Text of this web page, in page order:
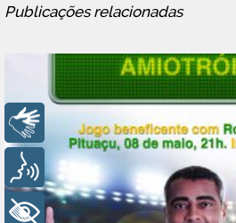
Publicações relacionadas
Libras
+ Acessibilidade